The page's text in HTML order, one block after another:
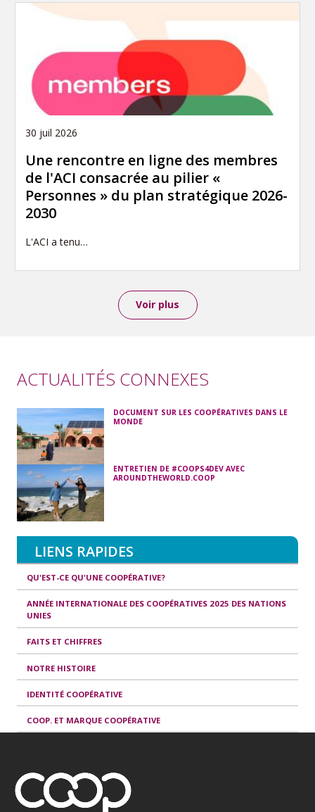
30 juil 2026
Une rencontre en ligne des membres
de l'ACI consacrée au pilier «
Personnes » du plan stratégique 2026-
2030
L'ACI a tenu…
Voir plus
ACTUALITÉS CONNEXES
DOCUMENT SUR LES COOPÉRATIVES DANS LE
MONDE
ENTRETIEN DE #COOPS4DEV AVEC
AROUNDTHEWORLD.COOP
LIENS RAPIDES
QU'EST-CE QU'UNE COOPÉRATIVE?
ANNÉE INTERNATIONALE DES COOPÉRATIVES 2025 DES NATIONS
UNIES
FAITS ET CHIFFRES
NOTRE HISTOIRE
IDENTITÉ COOPÉRATIVE
COOP. ET MARQUE COOPÉRATIVE